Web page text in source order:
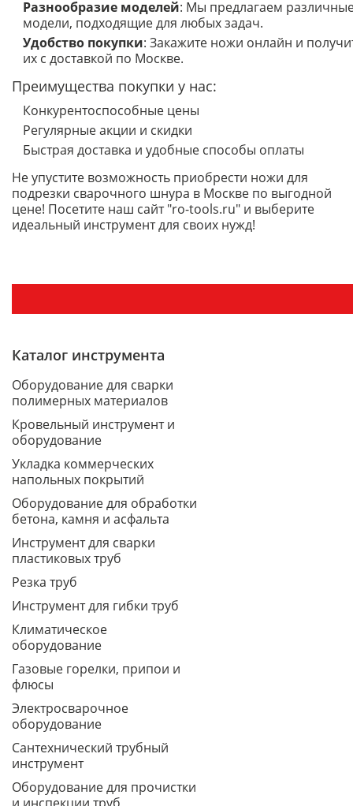
Разнообразие моделей: Мы предлагаем
модели, подходящие для любых задач.
Удобство покупки: Закажите ножи онлайн и
их с доставкой по Москве.
Преимущества покупки у нас:
Конкурентоспособные цены
Регулярные акции и скидки
Быстрая доставка и удобные способы оплаты
Не упустите возможность приобрести ножи для
подрезки сварочного шнура в Москве по выгодной
цене! Посетите наш сайт "ro-tools.ru" и выберите
идеальный инструмент для своих нужд!
Каталог инструмента
Оборудование для сварки
полимерных материалов
Кровельный инструмент и
оборудование
Укладка коммерческих
напольных покрытий
Оборудование для обработки
бетона, камня и асфальта
Инструмент для сварки
пластиковых труб
Резка труб
Инструмент для гибки труб
Климатическое
оборудование
Газовые горелки, припои и
флюсы
Электросварочное
оборудование
Сантехнический трубный
инструмент
Оборудование для прочистки